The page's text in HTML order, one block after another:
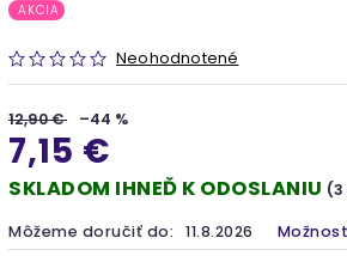
AKCIA
Neohodnotené
12,90 € –44 %
7,15 €
SKLADOM IHNEĎ K ODOSLANIU (3
Môžeme doručiť do: 11.8.2026